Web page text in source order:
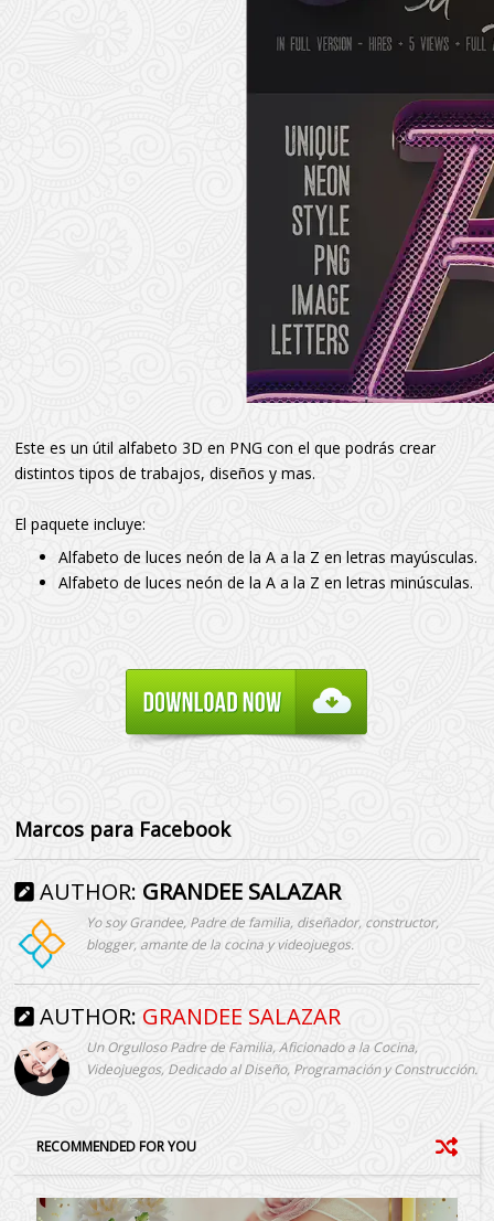
Este es un útil alfabeto 3D en PNG con el que podrás crear
distintos tipos de trabajos, diseños y mas.
El paquete incluye:
Alfabeto de luces neón de la A a la Z en letras mayúsculas.
Alfabeto de luces neón de la A a la Z en letras minúsculas.
Marcos para Facebook
AUTHOR: GRANDEE SALAZAR
Yo soy Grandee, Padre de familia, diseñador, constructor,
blogger, amante de la cocina y videojuegos.
AUTHOR: GRANDEE SALAZAR
Un Orgulloso Padre de Familia, Aficionado a la Cocina,
Videojuegos, Dedicado al Diseño, Programación y Construcción.
RECOMMENDED FOR YOU